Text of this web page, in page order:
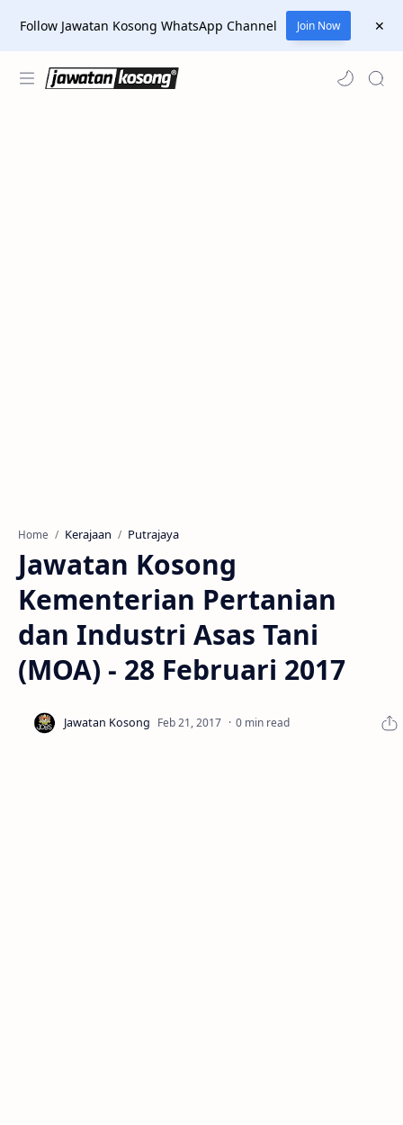
Follow Jawatan Kosong WhatsApp Channel Join Now
Home Kerajaan Putrajaya
Jawatan Kosong
Kementerian Pertanian
dan Industri Asas Tani
(MOA) - 28 Februari 2017
0 min read